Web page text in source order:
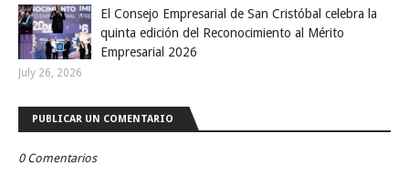
El Consejo Empresarial de San Cristóbal celebra la
quinta edición del Reconocimiento al Mérito
Empresarial 2026
July 26, 2026
PUBLICAR UN COMENTARIO
0 Comentarios